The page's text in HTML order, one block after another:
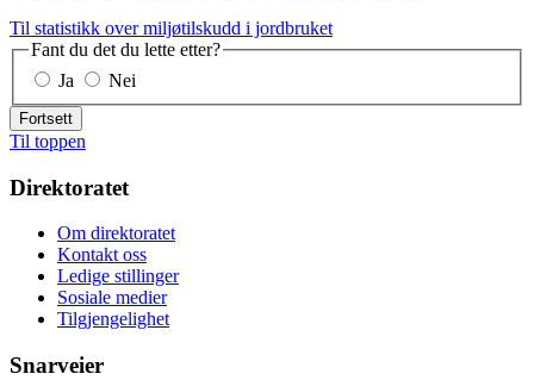
Til statistikk over miljøtilskudd i jordbruket
Fant du det du lette etter?
Ja
Nei
Fortsett
Til toppen
Direktoratet
Om direktoratet
Kontakt oss
Ledige stillinger
Sosiale medier
Tilgjengelighet
Snarveier